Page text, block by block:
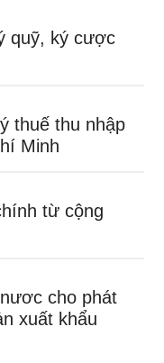
quỹ, ký cược
thuế thu nhập
Minh
từ cộng
cho phát
xuất khẩu